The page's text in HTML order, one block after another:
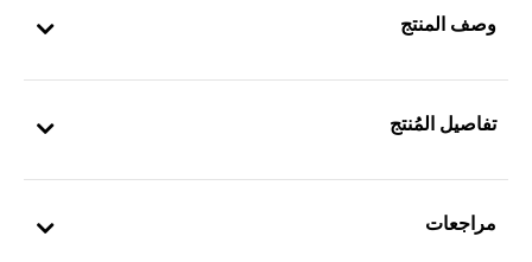
وصف المنتج
تفاصيل المُنتج
مراجعات